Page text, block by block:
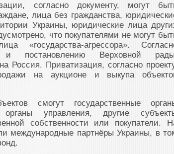
согласно документу, могут
лица без гражданства,
Украины, юридические лица
что покупателями не могут
«государства-агрессора».
и постановлению Верховной
Россия. Приватизация, согласно
на аукционе и выкупа
смогут государственные
органы управления, другие
собственности или покупатели.
международные партнёры Украины, в